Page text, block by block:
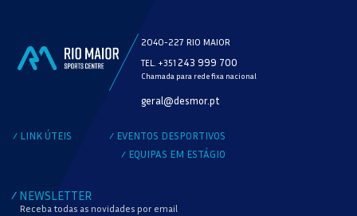
2040-227 RIO MAIOR
TEL. +351 243 999 700
Chamada para rede fixa nacional
geral@desmor.pt
/ LINK ÚTEIS / EVENTOS DESPORTIVOS
/ EQUIPAS EM ESTÁGIO
/ NEWSLETTER
Receba todas as novidades por email